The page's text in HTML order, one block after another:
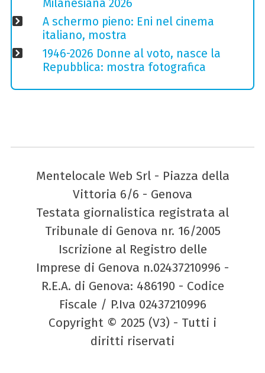
Milanesiana 2026
A schermo pieno: Eni nel cinema
italiano, mostra
1946-2026 Donne al voto, nasce la
Repubblica: mostra fotografica
Mentelocale Web Srl - Piazza della
Vittoria 6/6 - Genova
Testata giornalistica registrata al
Tribunale di Genova nr. 16/2005
Iscrizione al Registro delle
Imprese di Genova n.02437210996 -
R.E.A. di Genova: 486190 - Codice
Fiscale / P.Iva 02437210996
Copyright © 2025 (V3) - Tutti i
diritti riservati